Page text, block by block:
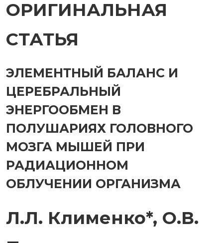
ОРИГИНАЛЬНАЯ
СТАТЬЯ
ЭЛЕМЕНТНЫЙ БАЛАНС И
ЦЕРЕБРАЛЬНЫЙ
ЭНЕРГООБМЕН В
ПОЛУШАРИЯХ ГОЛОВНОГО
МОЗГА МЫШЕЙ ПРИ
РАДИАЦИОННОМ
ОБЛУЧЕНИИ ОРГАНИЗМА
Л.Л. Клименко*, О.В.